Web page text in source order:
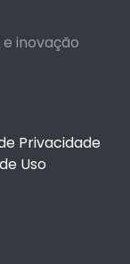
inovação
Privacidade
Uso